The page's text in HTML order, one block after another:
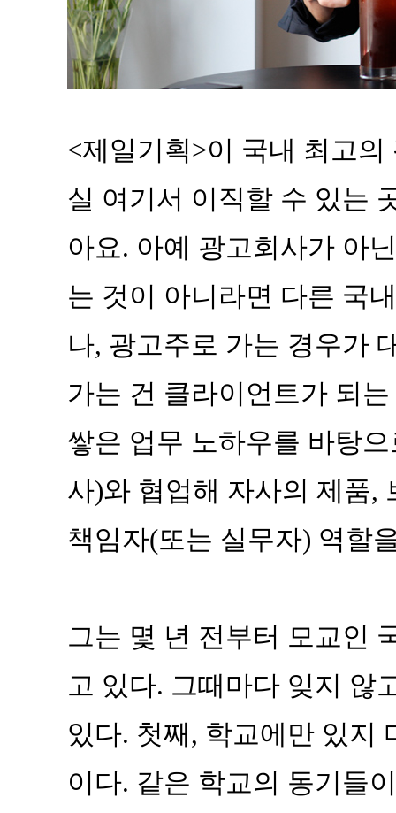
<제일기획>이 국내 최고
실 여기서 이직할 수 있는
아요. 아예 광고회사가 아
는 것이 아니라면 다른 국
나, 광고주로 가는 경우가
가는 건 클라이언트가 되
쌓은 업무 노하우를 바탕
사)와 협업해 자사의 제품,
책임자(또는 실무자) 역할
그는 몇 년 전부터 모교인
고 있다. 그때마다 잊지 않
있다. 첫째, 학교에만 있지
이다. 같은 학교의 동기들